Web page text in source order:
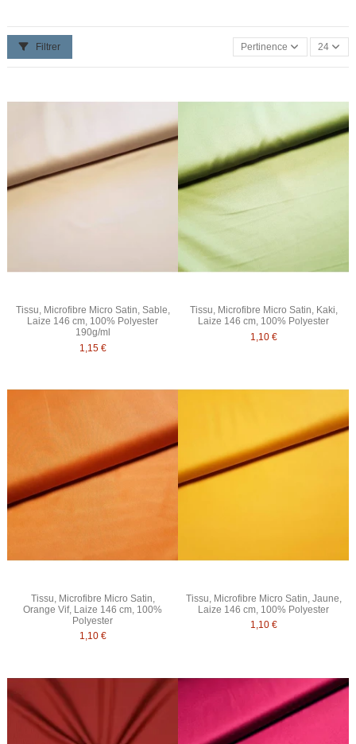
Filtrer Pertinence 24
Tissu, Microfibre Micro Satin, Sable,
Laize 146 cm, 100% Polyester
190g/ml
1,15 €
Tissu, Microfibre Micro Satin, Kaki,
Laize 146 cm, 100% Polyester
1,10 €
Tissu, Microfibre Micro Satin,
Orange Vif, Laize 146 cm, 100%
Polyester
1,10 €
Tissu, Microfibre Micro Satin, Jaune,
Laize 146 cm, 100% Polyester
1,10 €